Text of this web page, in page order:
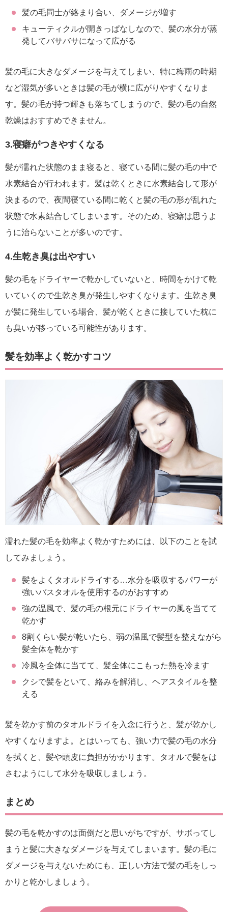
髪の毛同士が絡まり合い、ダメージが増す
キューティクルが開きっぱなしなので、髪の水分が蒸
発してバサバサになって広がる
髪の毛に大きなダメージを与えてしまい、特に梅雨の時期
など湿気が多いときは髪の毛が横に広がりやすくなりま
す。髪の毛が持つ輝きも落ちてしまうので、髪の毛の自然
乾燥はおすすめできません。
3.寝癖がつきやすくなる
髪が濡れた状態のまま寝ると、寝ている間に髪の毛の中で
水素結合が行われます。髪は乾くときに水素結合して形が
決まるので、夜間寝ている間に乾くと髪の毛の形が乱れた
状態で水素結合してしまいます。そのため、寝癖は思うよ
うに治らないことが多いのです。
4.生乾き臭は出やすい
髪の毛をドライヤーで乾かしていないと、時間をかけて乾
いていくので生乾き臭が発生しやすくなります。生乾き臭
が髪に発生している場合、髪が乾くときに接していた枕に
も臭いが移っている可能性があります。
髪を効率よく乾かすコツ
濡れた髪の毛を効率よく乾かすためには、以下のことを試
してみましょう。
髪をよくタオルドライする…水分を吸収するパワーが
強いバスタオルを使用するのがおすすめ
強の温風で、髪の毛の根元にドライヤーの風を当てて
乾かす
8割くらい髪が乾いたら、弱の温風で髪型を整えながら
髪全体を乾かす
冷風を全体に当てて、髪全体にこもった熱を冷ます
クシで髪をといて、絡みを解消し、ヘアスタイルを整
える
髪を乾かす前のタオルドライを入念に行うと、髪が乾かし
やすくなりますよ。とはいっても、強い力で髪の毛の水分
を拭くと、髪や頭皮に負担がかかります。タオルで髪をは
さむようにして水分を吸収しましょう。
まとめ
髪の毛を乾かすのは面倒だと思いがちですが、サボってし
まうと髪に大きなダメージを与えてしまいます。髪の毛に
ダメージを与えないためにも、正しい方法で髪の毛をしっ
かりと乾かしましょう。